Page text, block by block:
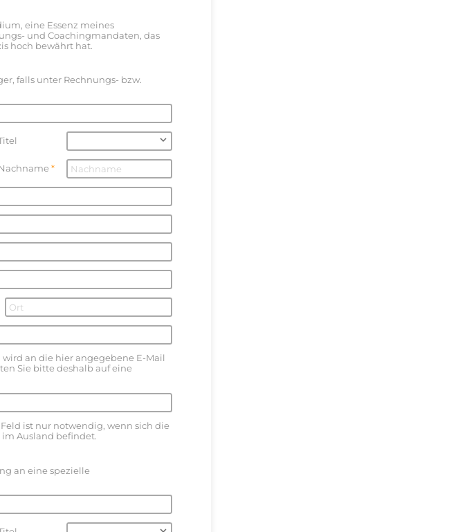
eine Essenz meines
und Coachingmandaten, das
hoch bewährt hat.
falls unter Rechnungs- bzw.
an die hier angegebene E-Mail
Sie bitte deshalb auf eine
ist nur notwendig, wenn sich die
im Ausland befindet.
an eine spezielle